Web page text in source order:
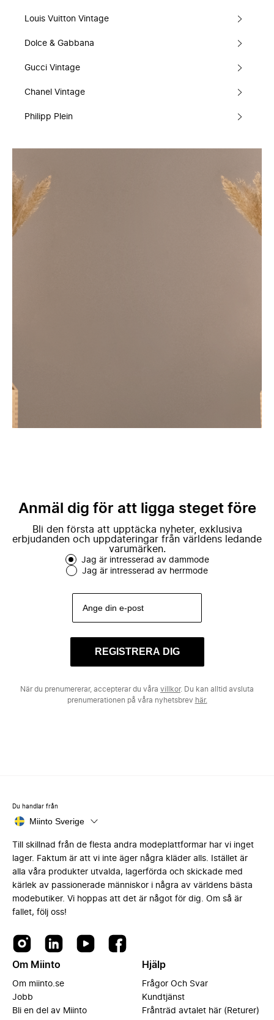
Louis Vuitton Vintage
Dolce & Gabbana
Gucci Vintage
Chanel Vintage
Philipp Plein
Anmäl dig för att ligga steget före
Bli den första att upptäcka nyheter, exklusiva
erbjudanden och uppdateringar från världens ledande
varumärken.
Jag är intresserad av dammode
Jag är intresserad av herrmode
REGISTRERA DIG
När du prenumererar, accepterar du våra villkor. Du kan alltid avsluta
prenumerationen på våra nyhetsbrev här.
Du handlar från
Miinto Sverige
Till skillnad från de flesta andra modeplattformar har vi inget
lager. Faktum är att vi inte äger några kläder alls. Istället är
alla våra produkter utvalda, lagerförda och skickade med
kärlek av passionerade människor i några av världens bästa
modebutiker. Vi hoppas att det är något för dig. Om så är
fallet, följ oss!
Om Miinto
Om miinto.se
Jobb
Bli en del av Miinto
Hjälp
Frågor Och Svar
Kundtjänst
Frånträd avtalet här (Returer)